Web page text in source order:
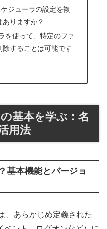
ジューラの設定を複
りますか？
を使って、特定のファ
除することは可能です
基本を学ぶ：名
用法
基本機能とバージョ
、あらかじめ定義された